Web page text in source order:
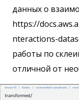
данных о
https://
nteractions-
работы по
отличной от